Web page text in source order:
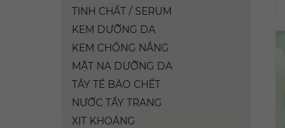
TINH CHẤT / SERUM
KEM DƯỠNG DA
KEM CHỐNG NẮNG
MẶT NẠ DƯỠNG DA
TẨY TẾ BÀO CHẾT
NƯỚC TẨY TRANG
XỊT KHOÁNG